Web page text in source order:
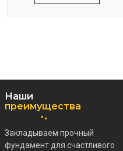
Наши
преимущества
Закладываем прочный
фундамент для счастливого